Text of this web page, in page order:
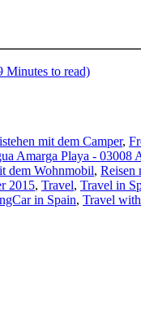
Minutes to read)
mit dem Camper,
Amarga Playa - 03008
dem Wohnmobil, Reisen
2015, Travel, Travel in
in Spain, Travel